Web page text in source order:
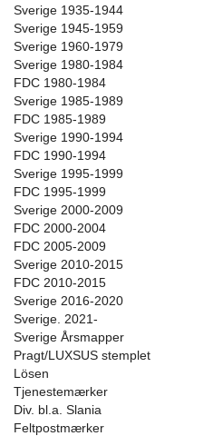
Sverige 1935-1944
Sverige 1945-1959
Sverige 1960-1979
Sverige 1980-1984
FDC 1980-1984
Sverige 1985-1989
FDC 1985-1989
Sverige 1990-1994
FDC 1990-1994
Sverige 1995-1999
FDC 1995-1999
Sverige 2000-2009
FDC 2000-2004
FDC 2005-2009
Sverige 2010-2015
FDC 2010-2015
Sverige 2016-2020
Sverige. 2021-
Sverige Årsmapper
Pragt/LUXSUS stemplet
Lösen
Tjenestemærker
Div. bl.a. Slania
Feltpostmærker